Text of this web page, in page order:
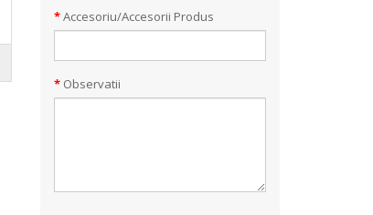
Accesoriu/Accesorii Produs
Observatii